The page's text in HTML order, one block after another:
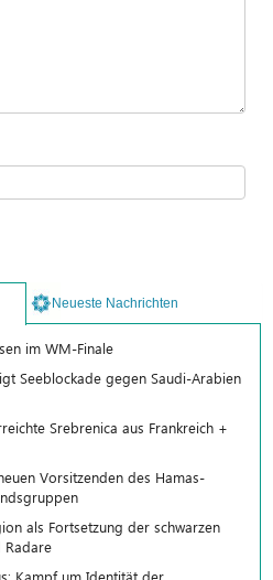
Neueste Nachrichten
im WM-Finale
Seeblockade gegen Saudi-Arabien
Srebrenica aus Frankreich +
Vorsitzenden des Hamas-
als Fortsetzung der schwarzen
Radare